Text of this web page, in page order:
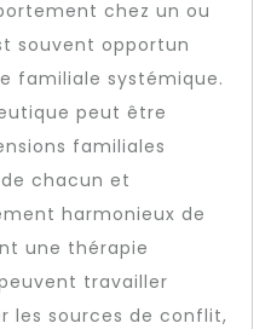
chez un ou
souvent opportun
familiale systémique.
peut être
familiales
chacun et
harmonieux de
une thérapie
travailler
les sources de conflit,